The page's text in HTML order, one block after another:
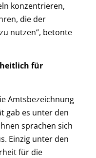
konzentrieren,
die der
nutzen“, betonte
für
Amtsbezeichnung
gab es unter den
sprachen sich
Einzig unter den
für die